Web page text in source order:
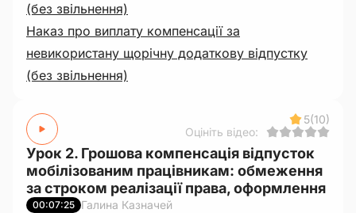
(без звільнення)
Наказ про виплату компенсації за
невикористану щорічну додаткову відпустку
(без звільнення)
5(10)
Оцініть відео:
Урок 2. Грошова компенсація відпусток
мобілізованим працівникам: обмеження
за строком реалізації права, оформлення
00:07:25 Галина Казначей